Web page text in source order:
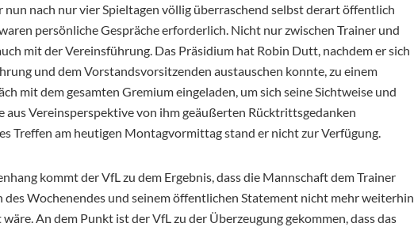
nun nach nur vier Spieltagen völlig überraschend selbst derart öffentlich
persönliche Gespräche erforderlich. Nicht nur zwischen Trainer und
mit der Vereinsführung. Das Präsidium hat Robin Dutt, nachdem er sich
und dem Vorstandsvorsitzenden austauschen konnte, zu einem
mit dem gesamten Gremium eingeladen, um sich seine Sichtweise und
aus Vereinsperspektive von ihm geäußerten Rücktrittsgedanken
Treffen am heutigen Montagvormittag stand er nicht zur Verfügung.
kommt der VfL zu dem Ergebnis, dass die Mannschaft dem Trainer
des Wochenendes und seinem öffentlichen Statement nicht mehr weiterhin
An dem Punkt ist der VfL zu der Überzeugung gekommen, dass das